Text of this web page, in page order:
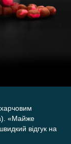
«Майже
відгук на